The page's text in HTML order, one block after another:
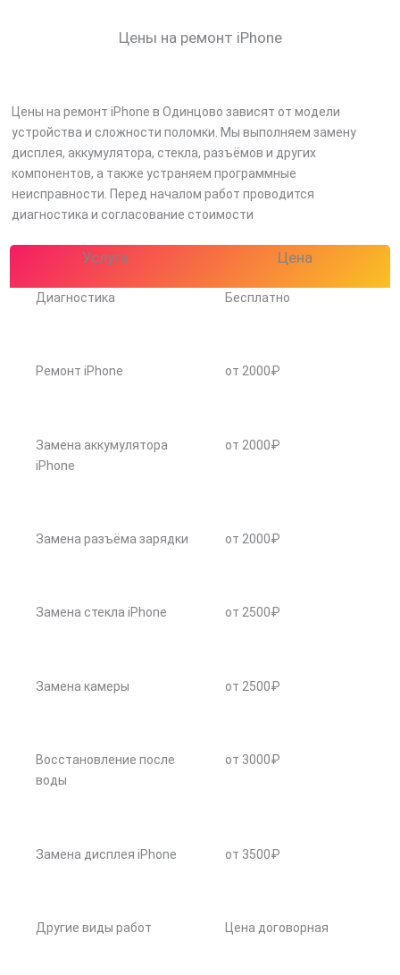
Цены на ремонт iPhone
Цены на ремонт iPhone в Одинцово зависят от модели
устройства и сложности поломки. Мы выполняем замену
дисплея, аккумулятора, стекла, разъёмов и других
компонентов, а также устраняем программные
неисправности. Перед началом работ проводится
диагностика и согласование стоимости
Услуга Цена
Диагностика Бесплатно
Ремонт iPhone от 2000₽
Замена аккумулятора
iPhone
от 2000₽
Замена разъёма зарядки от 2000₽
Замена стекла iPhone от 2500₽
Замена камеры от 2500₽
Восстановление после
воды
от 3000₽
Замена дисплея iPhone от 3500₽
Другие виды работ Цена договорная